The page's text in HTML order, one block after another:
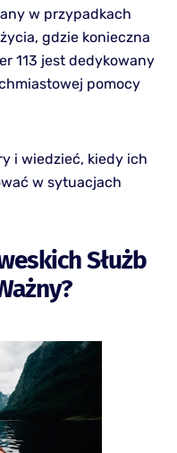
w przypadkach
gdzie konieczna
113 jest dedykowany
pomocy
i wiedzieć, kiedy ich
w sytuacjach
Służb